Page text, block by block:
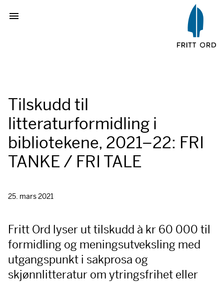
Tilskudd til
litteraturformidling i
bibliotekene, 2021–22: FRI
TANKE / FRI TALE
25. mars 2021
Fritt Ord lyser ut tilskudd à kr 60 000 til
formidling og meningsutveksling med
utgangspunkt i sakprosa og
skjønnlitteratur om ytringsfrihet eller